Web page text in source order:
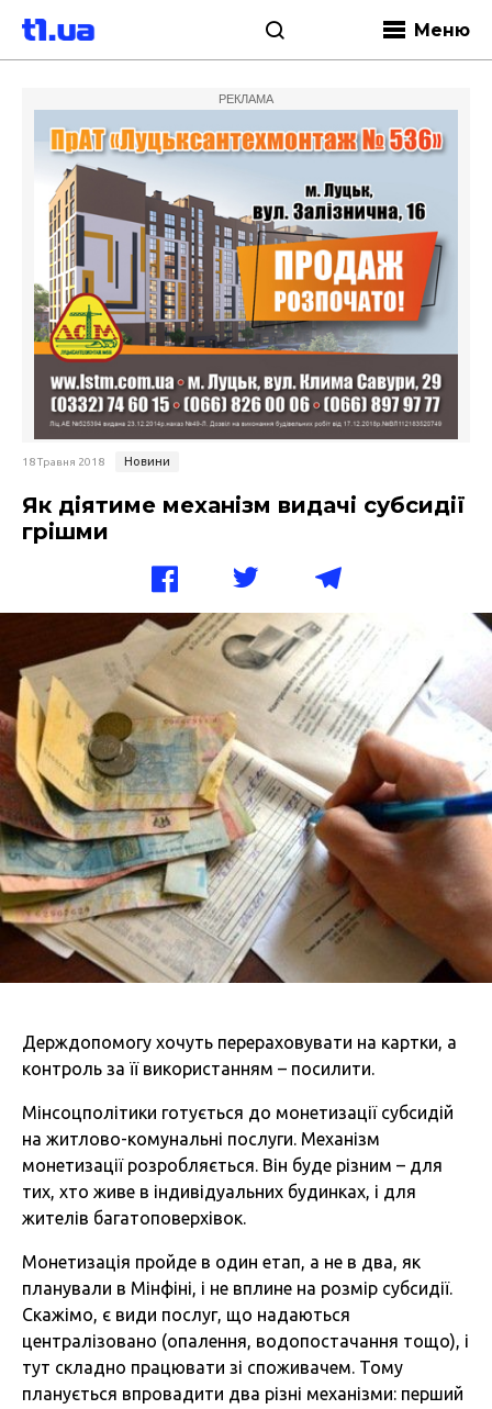
Меню
РЕКЛАМА
18 Травня 2018 Новини
Як діятиме механізм видачі субсидії
грішми
Держдопомогу хочуть перераховувати на картки, а
контроль за її використанням – посилити.
Мінсоцполітики готується до монетизації субсидій
на житлово-комунальні послуги. Механізм
монетизації розробляється. Він буде різним – для
тих, хто живе в індивідуальних будинках, і для
жителів багатоповерхівок.
Монетизація пройде в один етап, а не в два, як
планували в Мінфіні, і не вплине на розмір субсидії.
Скажімо, є види послуг, що надаються
централізовано (опалення, водопостачання тощо), і
тут складно працювати зі споживачем. Тому
планується впровадити два різні механізми: перший